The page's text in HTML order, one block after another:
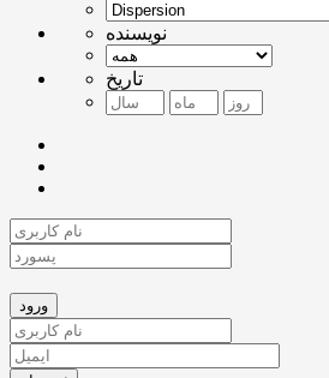
نویسنده
تاریخ